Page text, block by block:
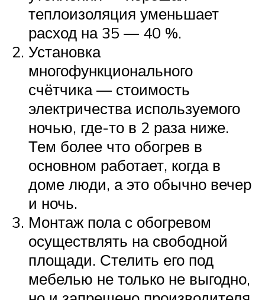
теплоизоляция уменьшает
расход на 35 — 40 %.
Установка
многофункционального
счётчика — стоимость
электричества используемого
ночью, где-то в 2 раза ниже.
Тем более что обогрев в
основном работает, когда в
доме люди, а это обычно вечер
и ночь.
Монтаж пола с обогревом
осуществлять на свободной
площади. Стелить его под
мебелью не только не выгодно,